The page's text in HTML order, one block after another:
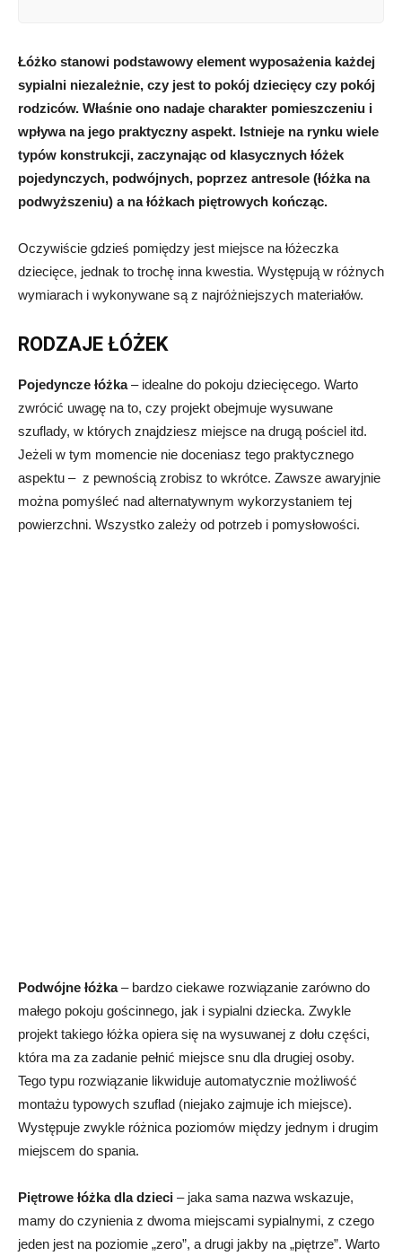
Łóżko stanowi podstawowy element wyposażenia każdej
sypialni niezależnie, czy jest to pokój dziecięcy czy pokój
rodziców. Właśnie ono nadaje charakter pomieszczeniu i
wpływa na jego praktyczny aspekt. Istnieje na rynku wiele
typów konstrukcji, zaczynając od klasycznych łóżek
pojedynczych, podwójnych, poprzez antresole (łóżka na
podwyższeniu) a na łóżkach piętrowych kończąc.
Oczywiście gdzieś pomiędzy jest miejsce na łóżeczka
dziecięce, jednak to trochę inna kwestia. Występują w różnych
wymiarach i wykonywane są z najróżniejszych materiałów.
RODZAJE ŁÓŻEK
Pojedyncze łóżka– idealne do pokoju dziecięcego. Warto
zwrócić uwagę na to, czy projekt obejmuje wysuwane
szuflady, w których znajdziesz miejsce na drugą pościel itd.
Jeżeli w tym momencie nie doceniasz tego praktycznego
aspektu – z pewnością zrobisz to wkrótce. Zawsze awaryjnie
można pomyśleć nad alternatywnym wykorzystaniem tej
powierzchni. Wszystko zależy od potrzeb i pomysłowości.
Podwójne łóżka– bardzo ciekawe rozwiązanie zarówno do
małego pokoju gościnnego, jak i sypialni dziecka. Zwykle
projekt takiego łóżka opiera się na wysuwanej z dołu części,
która ma za zadanie pełnić miejsce snu dla drugiej osoby.
Tego typu rozwiązanie likwiduje automatycznie możliwość
montażu typowych szuflad (niejako zajmuje ich miejsce).
Występuje zwykle różnica poziomów między jednym i drugim
miejscem do spania.
Piętrowe łóżka dla dzieci – jaka sama nazwa wskazuje,
mamy do czynienia z dwoma miejscami sypialnymi, z czego
jeden jest na poziomie „zero”, a drugi jakby na „piętrze”. Warto